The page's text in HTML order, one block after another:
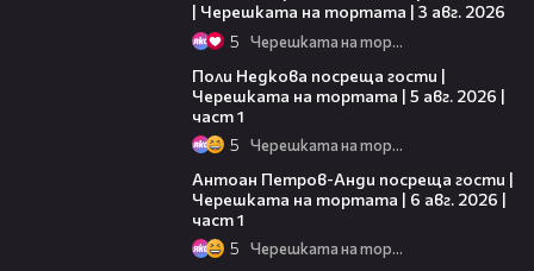
| Черешката на тортата | 3 авг. 2026
5 Черешката на тортата
Поли Недкова посреща гости |
Черешката на тортата | 5 авг. 2026 |
част 1
5 Черешката на тортата
Антоан Петров-Анди посреща гости |
Черешката на тортата | 6 авг. 2026 |
част 1
5 Черешката на тортата